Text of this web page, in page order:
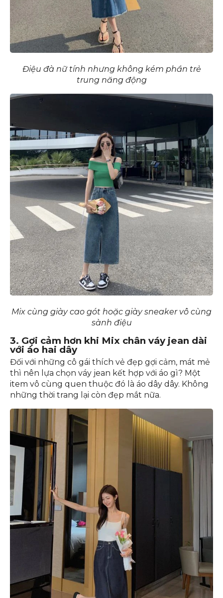
Điệu đà nữ tính nhưng không kém phần trẻ
trung năng động
Mix cùng giày cao gót hoặc giày sneaker vô cùng
sành điệu
3. Gợi cảm hơn khi Mix chân váy jean dài
với áo hai dây
Đối với những cô gái thích vẻ đẹp gợi cảm, mát mẻ
thì nên lựa chọn váy jean kết hợp với áo gì? Một
item vô cùng quen thuộc đó là áo dây dây. Không
những thời trang lại còn đẹp mắt nữa.